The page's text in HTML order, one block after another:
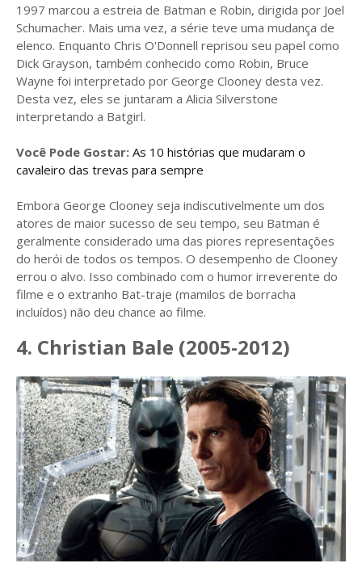
1997 marcou a estreia de Batman e Robin, dirigida por Joel
Schumacher. Mais uma vez, a série teve uma mudança de
elenco. Enquanto Chris O'Donnell reprisou seu papel como
Dick Grayson, também conhecido como Robin, Bruce
Wayne foi interpretado por George Clooney desta vez.
Desta vez, eles se juntaram a Alicia Silverstone
interpretando a Batgirl.
Você Pode Gostar: As 10 histórias que mudaram o
cavaleiro das trevas para sempre
Embora George Clooney seja indiscutivelmente um dos
atores de maior sucesso de seu tempo, seu Batman é
geralmente considerado uma das piores representações
do herói de todos os tempos. O desempenho de Clooney
errou o alvo. Isso combinado com o humor irreverente do
filme e o extranho Bat-traje (mamilos de borracha
incluídos) não deu chance ao filme.
4. Christian Bale (2005-2012)